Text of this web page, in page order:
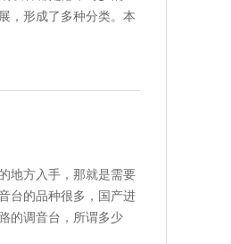
，形成了多种分类。本
地方入手，那就是需要
台的品种很多，国产进
的调音台，所谓多少